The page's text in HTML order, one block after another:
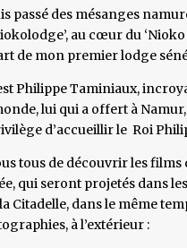
passé des mésanges
au cœur du
de mon premier lodge
Philippe Taminiaux,
lui qui a offert à
d’accueillir le Roi
tous de découvrir les
qui seront projetés dans
Citadelle, dans le même
à l’extérieur :